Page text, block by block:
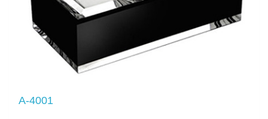
A-4001